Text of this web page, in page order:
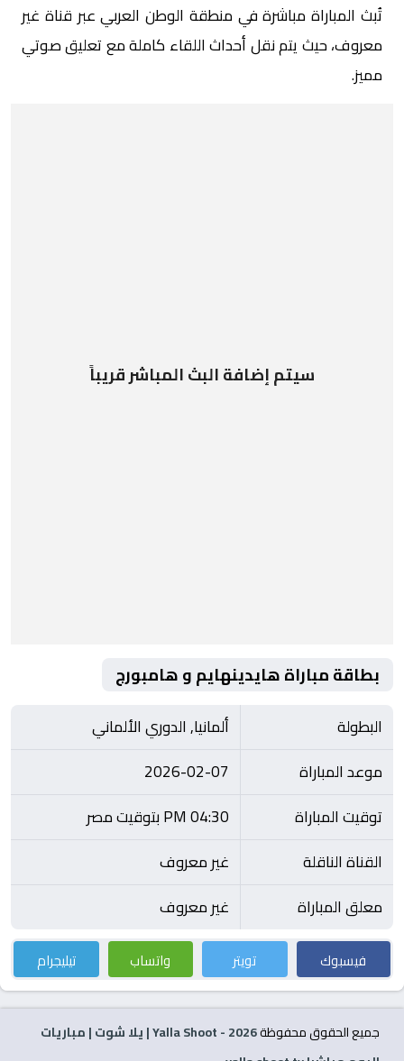
تُبث المباراة مباشرة في منطقة الوطن العربي عبر قناة غير
معروف، حيث يتم نقل أحداث اللقاء كاملة مع تعليق صوتي
مميز.
سيتم إضافة البث المباشر قريباً
بطاقة مباراة هايدينهايم و هامبورج
البطولة
ألمانيا, الدوري الألماني
موعد المباراة
2026-02-07
توقيت المباراة
04:30 PM بتوقيت مصر
القناة الناقلة
غير معروف
معلق المباراة
غير معروف
فيسبوك تويتر واتساب تيليجرام
جميع الحقوق محفوظة2026
- Yalla Shoot | يلا شوت | مباريات